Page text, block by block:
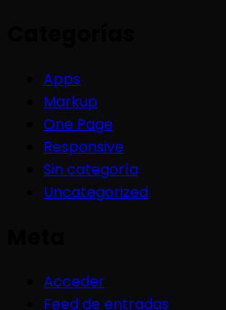
Apps
Markup
One Page
Responsive
Sin categoría
Uncategorized
Acceder
Feed de entradas